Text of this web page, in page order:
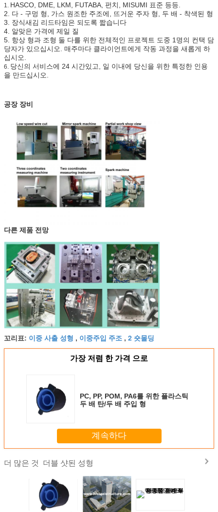
1. HASCO, DME, LKM, FUTABA, 펀치, MISUMI 표준 등등.
2. 다 - 구멍 형, 가스 원조한 주조에, 뜨거운 주자 형, 두 배 - 착색된 형
3. 장식새김 리드타임은 되도록 짧습니다
4. 알맞은 가격에 제일 질
5. 항상 형과 조형 둘 다를 위한 전체적인 프로젝트 도중 1명의 컨택 담
당자가 있으십시오. 매주마다 클라이언트에게 작동 과정을 새롭게 하
십시오.
6. 당신의 서비스에 24 시간있고, 일 이내에 당신을 위한 특정한 인용
을 만드십시오.
공장 장비
다른 제품 전망
꼬리표: 이중 사출 성형 , 이중주입 주조 , 2 숏몰딩
가장 저렴 한 가격 으로
PC, PP, POM, PA6를 위한 플라스틱
두 배 탄/두 배 주입 형
계속하다
더 많은 것 더블 샷된 성형